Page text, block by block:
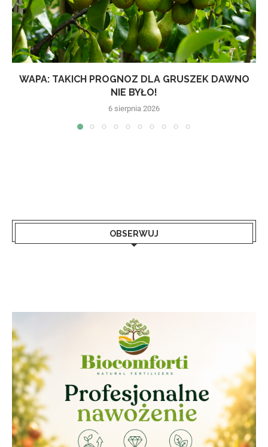
WAPA: TAKICH PROGNOZ DLA GRUSZEK DAWNO
NIE BYŁO!
6 sierpnia 2026
OBSERWUJ